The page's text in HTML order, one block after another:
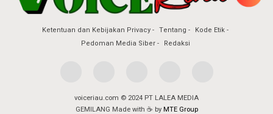
Ketentuan dan Kebijakan Privacy Tentang
Kode Etik
Pedoman Media Siber
Redaksi
voiceriau.com © 2024 PT LALEA MEDIA
GEMILANG Made with ☕ by MTE Group